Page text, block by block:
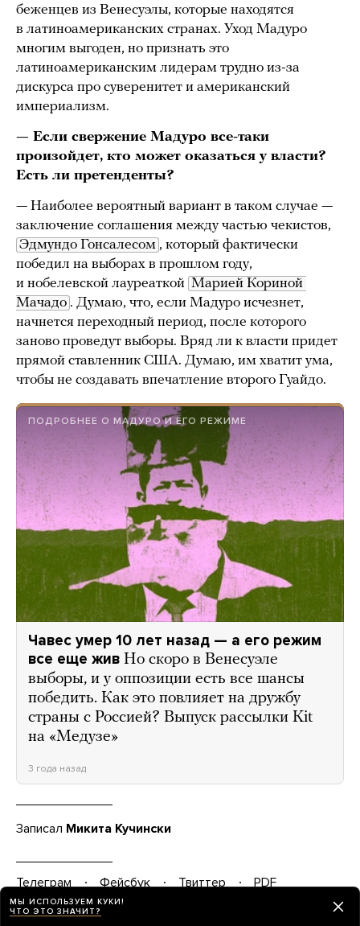
беженцев из Венесуэлы, которые находятся
в латиноамериканских странах. Уход Мадуро
многим выгоден, но признать это
латиноамериканским лидерам трудно из-за
дискурса про суверенитет и американский
империализм.
— Если свержение Мадуро все-таки
произойдет, кто может оказаться у власти?
Есть ли претенденты?
— Наиболее вероятный вариант в таком случае —
заключение соглашения между частью чекистов,
Эдмундо Гонсалесом , который фактически
победил на выборах в прошлом году,
и нобелевской лауреаткой Марией Кориной
Мачадо . Думаю, что, если Мадуро исчезнет,
начнется переходный период, после которого
заново проведут выборы. Вряд ли к власти придет
прямой ставленник США. Думаю, им хватит ума,
чтобы не создавать впечатление второго Гуайдо.
ПОДРОБНЕЕ О МАДУРО И ЕГО РЕЖИМЕ
Чавес умер 10 лет назад — а его режим
все еще жив Но скоро в Венесуэле
выборы, и у оппозиции есть все шансы
победить. Как это повлияет на дружбу
страны с Россией? Выпуск рассылки Kit
на «Медузе»
3 года назад
Записал Микита Кучински
Телеграм Фейсбук Твиттер
PDF
Напишите нам
МЫ ИСПОЛЬЗУЕМ КУКИ!
ЧТО ЭТО ЗНАЧИТ?